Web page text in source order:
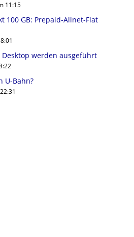
11:15
100 GB: Prepaid-Allnet-Flat
werden ausgeführt
U-Bahn?